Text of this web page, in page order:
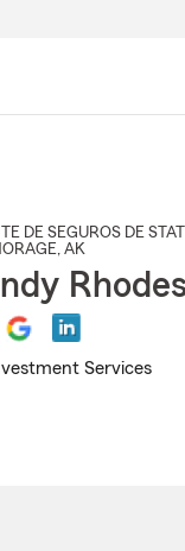
DE SEGUROS DE
, AK
Services